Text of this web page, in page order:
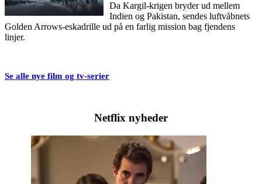
Da Kargil-krigen bryder ud mellem
Indien og Pakistan, sendes luftvåbnets
Golden Arrows-eskadrille ud på en farlig mission bag fjendens
linjer.
Se alle nye film og tv-serier
Netflix nyheder